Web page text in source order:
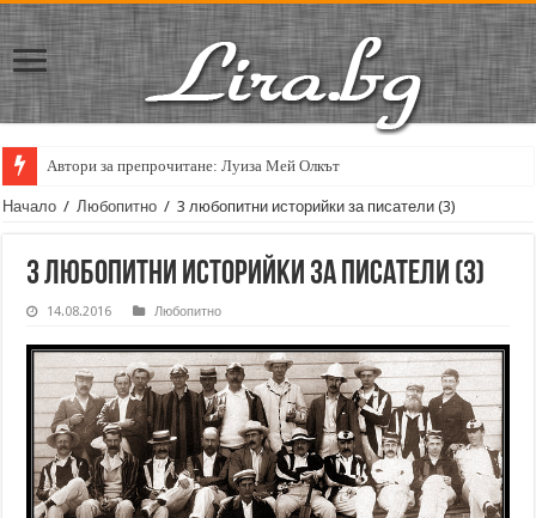
Автори за препрочитане: Луиза Мей Олкът
Начало / Любопитно / 3 любопитни историйки за писатели (3)
3 любопитни историйки за писатели (3)
14.08.2016 Любопитно